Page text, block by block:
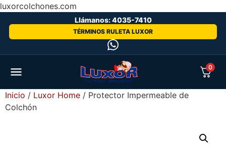
luxorcolchones.com
Llámanos: 4035-7410
TÉRMINOS RULETA LUXOR
0
Inicio / Luxor Home / Protector Impermeable de
Colchón